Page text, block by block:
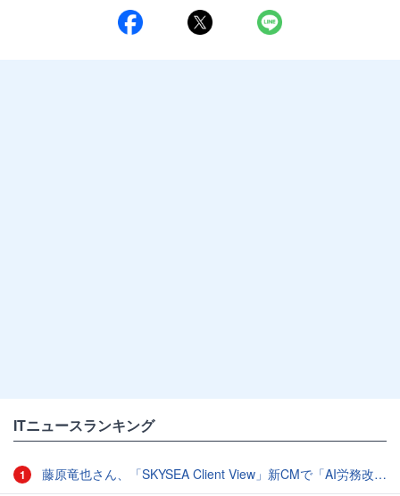
ITニュースランキング
1 藤原竜也さん、「SKYSEA Client View」新CMで「AI労務改善」をアピール 働き方をAIが分析したら「すぐに休んで」と言われる？